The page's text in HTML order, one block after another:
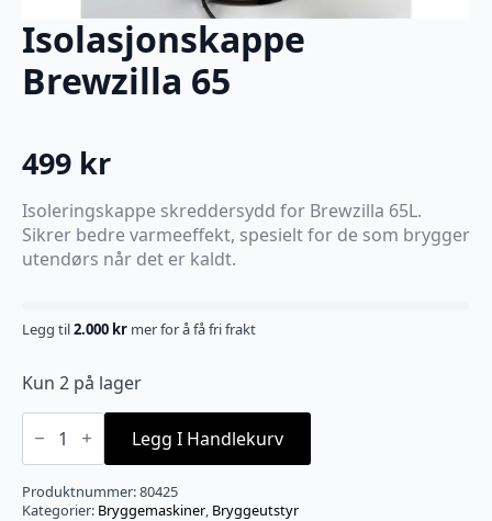
Isolasjonskappe
Brewzilla 65
499 kr
Isoleringskappe skreddersydd for Brewzilla 65L.
Sikrer bedre varmeeffekt, spesielt for de som brygger
utendørs når det er kaldt.
Legg til2.000 kr mer for å få fri frakt
Kun 2 på lager
Isolasjonskappe
Brewzilla
antall
Legg I Handlekurv
Produktnummer:80425
Kategorier: Bryggemaskiner, Bryggeutstyr